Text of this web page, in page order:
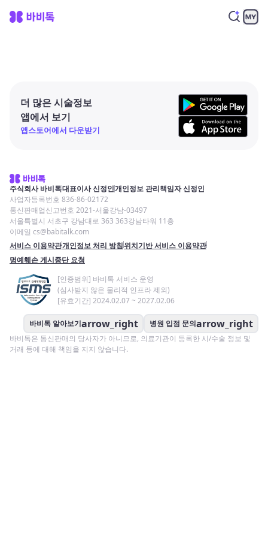
더 많은 시술정보
앱에서 보기
앱스토어에서 다운받기
주식회사 바비톡대표이사 신정인개인정보 관리책임자 신정인
사업자등록번호 836-86-02172
통신판매업신고번호 2021-서울강남-03497
서울특별시 서초구 강남대로 363 363강남타워 11층
이메일 cs@babitalk.com
서비스 이용약관개인정보 처리 방침위치기반 서비스 이용약관
명예훼손 게시중단 요청
[인증범위] 바비톡 서비스 운영
(심사받지 않은 물리적 인프라 제외)
[유효기간] 2024.02.07 ~ 2027.02.06
바비톡 알아보기arrow_right 병원 입점 문의arrow_right
바비톡은 통신판매의 당사자가 아니므로, 의료기관이 등록한 시/수술 정보 및
거래 등에 대해 책임을 지지 않습니다.